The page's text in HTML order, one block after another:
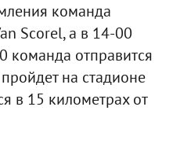
команда
Scorel, а в 14-00
команда отправится
на стадионе
в 15 километрах от